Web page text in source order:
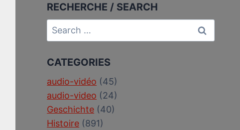
RECHERCHE / SEARCH
Search
for:
CATEGORIES
audio-vidéo (45)
audio-video (24)
Geschichte (40)
Histoire (891)